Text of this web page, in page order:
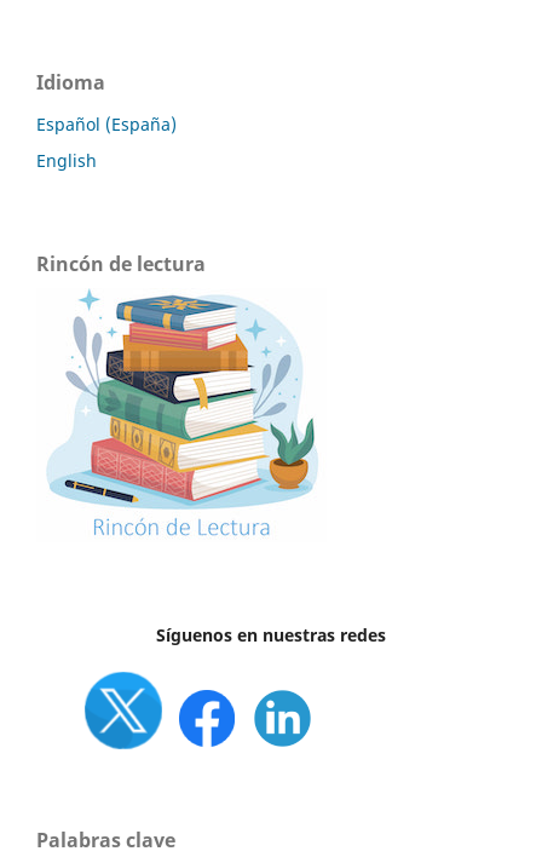
Idioma
Español (España)
English
Rincón de lectura
Síguenos en nuestras redes
Palabras clave